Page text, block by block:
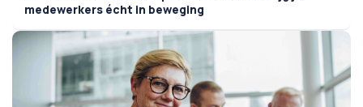
medewerkers écht in beweging